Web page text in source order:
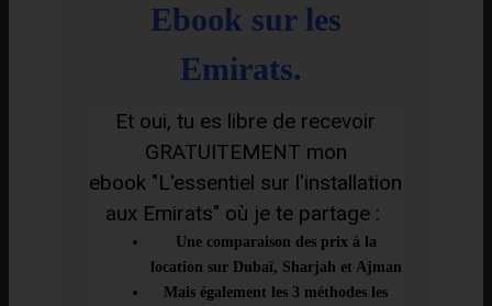
Ebook sur les
Emirats.
Et oui, tu es libre de recevoir
GRATUITEMENT mon
ebook "L'essentiel sur l'installation
aux Emirats" où je te partage :
Une comparaison des prix à la
location sur Dubaï, Sharjah et Ajman
Mais également les 3 méthodes les